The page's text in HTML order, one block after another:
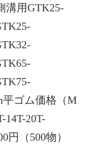
溝用GTK25-
平ゴム価格（M
20T-
（500物）